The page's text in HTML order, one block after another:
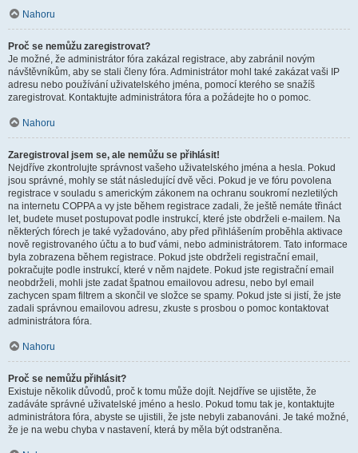
Nahoru
Proč se nemůžu zaregistrovat?
Je možné, že administrátor fóra zakázal registrace, aby zabránil novým
návštěvníkům, aby se stali členy fóra. Administrátor mohl také zakázat vaši IP
adresu nebo používání uživatelského jména, pomocí kterého se snažíš
zaregistrovat. Kontaktujte administrátora fóra a požádejte ho o pomoc.
Nahoru
Zaregistroval jsem se, ale nemůžu se přihlásit!
Nejdříve zkontrolujte správnost vašeho uživatelského jména a hesla. Pokud
jsou správné, mohly se stát následující dvě věci. Pokud je ve fóru povolena
registrace v souladu s americkým zákonem na ochranu soukromí nezletilých
na internetu COPPA a vy jste během registrace zadali, že ještě nemáte třináct
let, budete muset postupovat podle instrukcí, které jste obdrželi e-mailem. Na
některých fórech je také vyžadováno, aby před přihlášením proběhla aktivace
nově registrovaného účtu a to buď vámi, nebo administrátorem. Tato informace
byla zobrazena během registrace. Pokud jste obdrželi registrační email,
pokračujte podle instrukcí, které v něm najdete. Pokud jste registrační email
neobdrželi, mohli jste zadat špatnou emailovou adresu, nebo byl email
zachycen spam filtrem a skončil ve složce se spamy. Pokud jste si jistí, že jste
zadali správnou emailovou adresu, zkuste s prosbou o pomoc kontaktovat
administrátora fóra.
Nahoru
Proč se nemůžu přihlásit?
Existuje několik důvodů, proč k tomu může dojít. Nejdříve se ujistěte, že
zadáváte správné uživatelské jméno a heslo. Pokud tomu tak je, kontaktujte
administrátora fóra, abyste se ujistili, že jste nebyli zabanováni. Je také možné,
že je na webu chyba v nastavení, která by měla být odstraněna.